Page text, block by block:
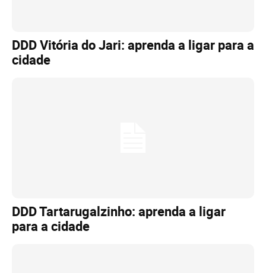
DDD Vitória do Jari: aprenda a ligar para a
cidade
DDD Tartarugalzinho: aprenda a ligar
para a cidade